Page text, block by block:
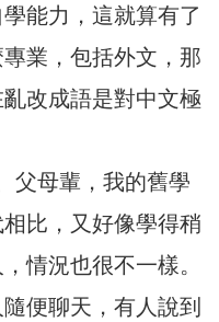
能力，這就算有了
業，包括外文，那
改成語是對中文極
父母輩，我的舊學
比，又好像學得稍
情況也很不一樣。
便聊天，有人說到